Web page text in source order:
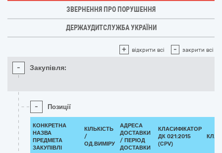
ЗВЕРНЕННЯ ПРО ПОРУШЕННЯ
ДЕРЖАУДИТСЛУЖБА УКРАЇНИ
+ відкрити всі - закрити всі
- Закупівля:
- Позиції
КОНКРЕТНА
НАЗВА
ПРЕДМЕТА
ЗАКУПІВЛІ
КІЛЬКІСТЬ
/
ОД.ВИМІРУ
АДРЕСА
ДОСТАВКИ
/ ПЕРІОД
ДОСТАВКИ
КЛАСИФІКАТОР
ДК 021:2015
(CPV)